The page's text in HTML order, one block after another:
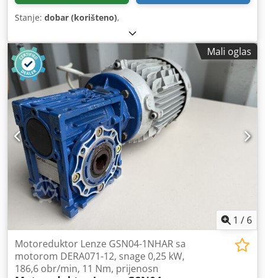
Stanje: dobar (korišteno),
Mali oglas
1 / 6
Motoreduktor Lenze GSN04-1NHAR sa
motorom DERA071-12, snage 0,25 kW,
186,6 obr/min, 11 Nm, prijenosn